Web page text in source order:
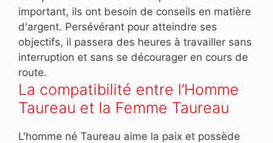
important, ils ont besoin de conseils en matière
d'argent. Persévérant pour atteindre ses
objectifs, il passera des heures à travailler sans
interruption et sans se décourager en cours de
route.
La compatibilité entre l’Homme
Taureau et la Femme Taureau
L'homme né Taureau aime la paix et possède